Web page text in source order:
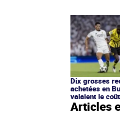
Dix grosses
achetées en
valaient le coût
Articles